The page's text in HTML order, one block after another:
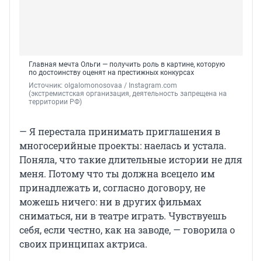
Главная мечта Ольги — получить роль в картине, которую
по достоинству оценят на престижных конкурсах
Источник: olgalomonosovaa / Instagram.com
(экстремистская организация, деятельность запрещена на
территории РФ)
— Я перестала принимать приглашения в
многосерийные проекты: наелась и устала.
Поняла, что такие длительные истории не для
меня. Потому что ты должна всецело им
принадлежать и, согласно договору, не
можешь ничего: ни в других фильмах
сниматься, ни в театре играть. Чувствуешь
себя, если честно, как на заводе, — говорила о
своих принципах актриса.